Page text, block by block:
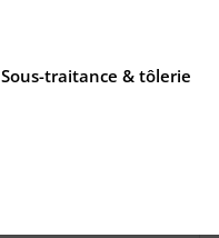
Sous-traitance & tôlerie